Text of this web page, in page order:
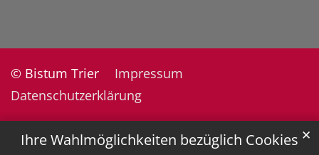
Ihre Wahlmöglichkeiten bezüglich Cookies ✕
© Bistum Trier
Impressum
Datenschutzerklärung